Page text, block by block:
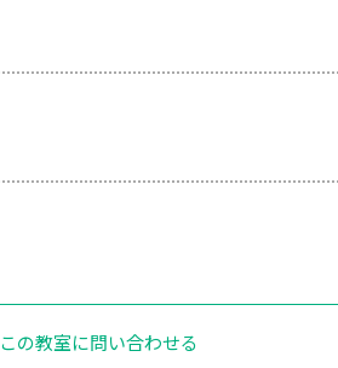
この教室に問い合わせる